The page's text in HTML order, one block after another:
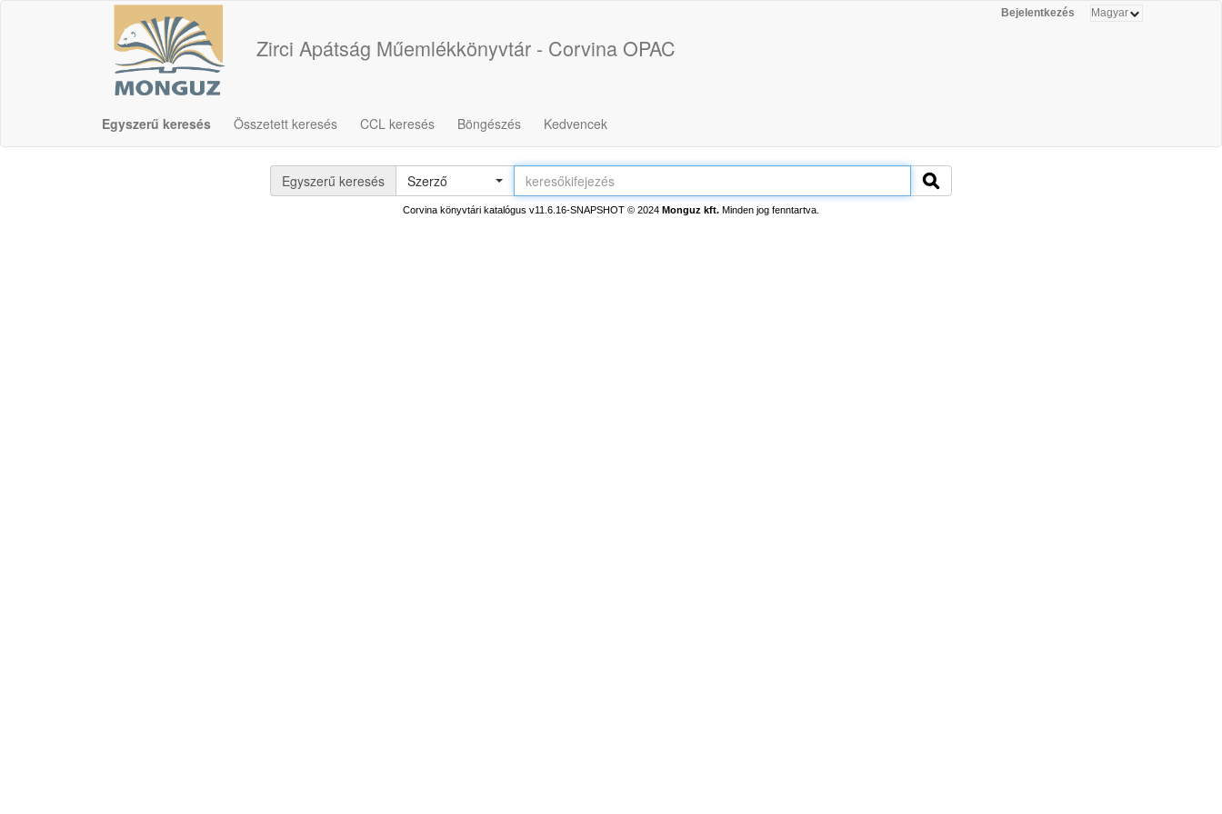
Bejelentkezés
Zirci Apátság Műemlékkönyvtár - Corvina OPAC
Egyszerű keresés Összetett keresés CCL keresés Böngészés Kedvencek
Egyszerű keresés Szerző
Corvina könyvtári katalógus v11.6.16-SNAPSHOT © 2024 Monguz kft. Minden jog fenntartva.